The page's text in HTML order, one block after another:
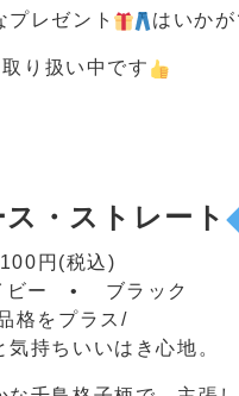
プレゼント はいか
り扱い中です
・ストレート
円(税込)
• ブラック
格をプラス/
持ちいいはき心地。